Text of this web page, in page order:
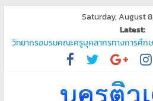
content
Saturday, August
Latest:
วิทยากรอบรมคณะครูบุคลากรทางการศึก
“ชวนมาช้อป นักเรียนสุขใจ”
โปรแกรมจัดการน้ำประปา
บริการรับเขียนโปรแกรม PHP ระดับมืออา